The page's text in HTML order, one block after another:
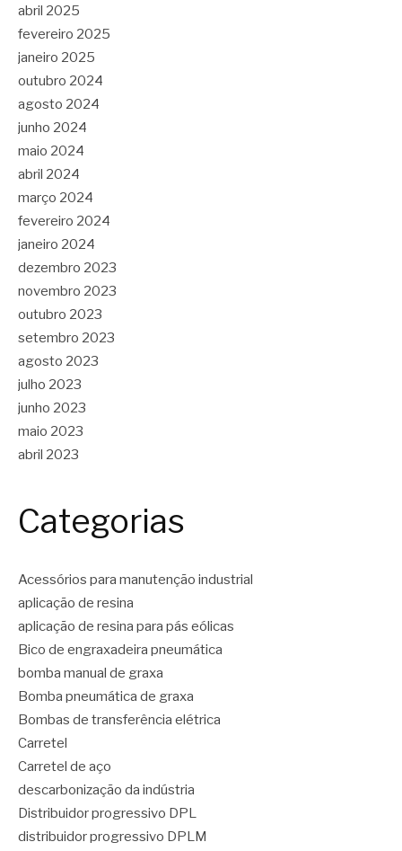
abril 2025
fevereiro 2025
janeiro 2025
outubro 2024
agosto 2024
junho 2024
maio 2024
abril 2024
março 2024
fevereiro 2024
janeiro 2024
dezembro 2023
novembro 2023
outubro 2023
setembro 2023
agosto 2023
julho 2023
junho 2023
maio 2023
abril 2023
Categorias
Acessórios para manutenção industrial
aplicação de resina
aplicação de resina para pás eólicas
Bico de engraxadeira pneumática
bomba manual de graxa
Bomba pneumática de graxa
Bombas de transferência elétrica
Carretel
Carretel de aço
descarbonização da indústria
Distribuidor progressivo DPL
distribuidor progressivo DPLM